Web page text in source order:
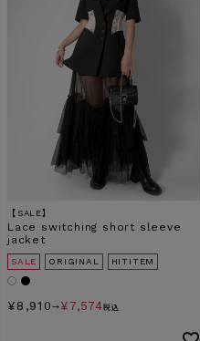
【SALE】
Lace switching short sleeve
jacket
SALE ORIGINAL HITITEM
¥ 8,910 → ¥ 7,574税込